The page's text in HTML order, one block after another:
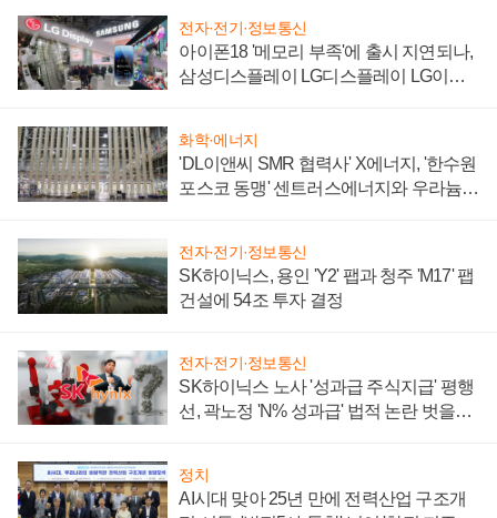
전자·전기·정보통신
아이폰18 '메모리 부족'에 출시 지연되나,
삼성디스플레이 LG디스플레이 LG이노
화학·에너지
'DL이앤씨 SMR 협력사' X에너지, '한수원
포스코 동맹' 센트러스에너지와 우라늄
전자·전기·정보통신
SK하이닉스, 용인 'Y2' 팹과 청주 'M17' 팹
건설에 54조 투자 결정
전자·전기·정보통신
SK하이닉스 노사 '성과급 주식지급' 평행
선, 곽노정 'N% 성과급' 법적 논란 벗을지
정치
AI시대 맞아 25년 만에 전력산업 구조개